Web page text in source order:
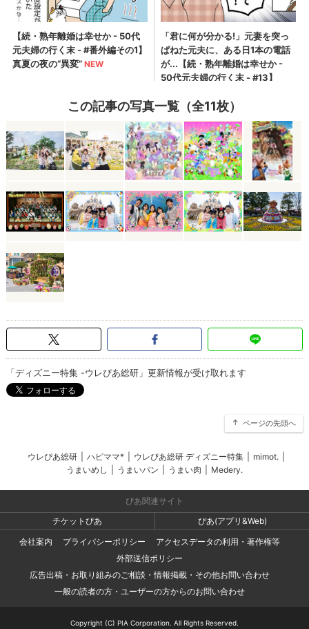
この記事の写真一覧（全11枚）
「ディズニー特集 -ウレぴあ総研」更新情報が受け取れます
ページの先頭へ
ウレぴあ総研 ハピママ* ウレぴあ総研 ディズニー特集 mimot.
うまいめし
うまいパン うまい肉 Medery.
ぴあ関連サイト
チケットぴあ
ぴあ(アプリ&Web)
会社案内
プライバシーポリシー
アクセスデータの利用・著作権等
外部送信ポリシー
広告出稿・お取り組みのご相談・情報掲載・その他お問い合わせ
一般の読者の方・ユーザーの方からのお問い合わせ
Copyright (C) PIA Corporation. All Rights Reserved.